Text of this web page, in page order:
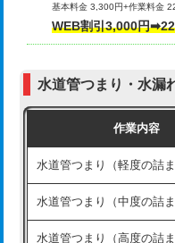
コンクリート斫り（厚さ
モルタル補修（厚さ10㎝超
洗面台設置
化粧台設置
交換・取付（タンク）
式）)
式・ワンホール）)
交換・取付(排水栓・排水
基本料金 3,300円+作業料金
WEB割引3,000円
水道管つまり・水漏
作業内容
水道管つまり（軽度の詰ま
水道管つまり（中度の詰ま
水道管つまり（高度の詰ま